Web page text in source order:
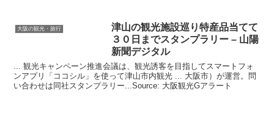
大阪の観光・旅行 津山の観光施設巡り特産品当てて
３０日までスタンプラリー – 山陽
新聞デジタル
... 観光キャンペーン推進会議は、観光誘客を目指してスマートフォ
ンアプリ「ココシル」を使って津山市内観光 ... 大阪市）が運営。問
い合わせは同社スタンプラリー...Source: 大阪観光Gアラート